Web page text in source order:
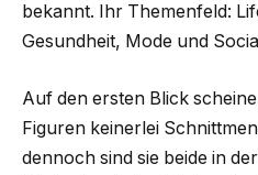
bekannt. Ihr Themenfeld:
Gesundheit, Mode und
Auf den ersten Blick
Figuren keinerlei
dennoch sind sie beide in